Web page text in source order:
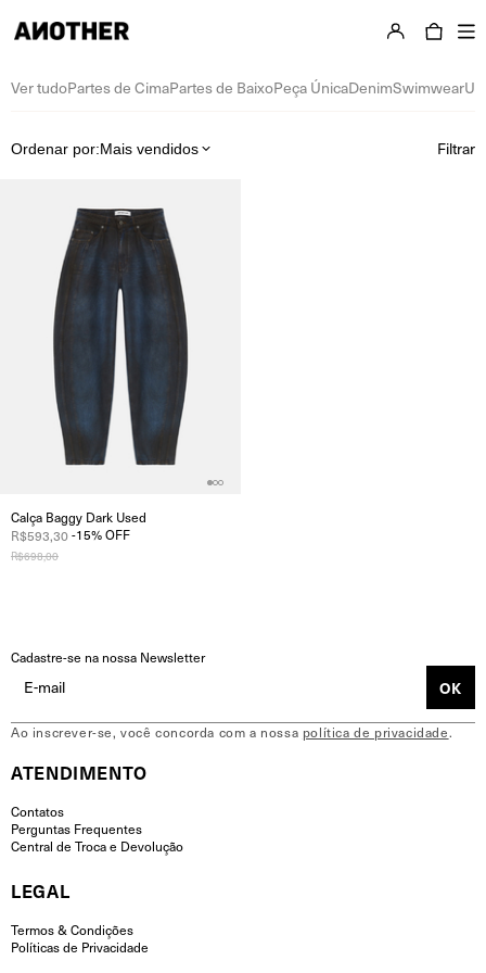
Todos os produtos
Ver tudoPartes de CimaPartes de BaixoPeça ÚnicaDenimSwimwear
Ordenar por:Mais vendidos Filtrar
Calça Baggy Dark Used
R$593,30-15%OFF
R$698,00
Cadastre-se na nossa Newsletter
Ao inscrever-se, você concorda com a nossa política de privacidade.
ATENDIMENTO
Contatos
Perguntas Frequentes
Central de Troca e Devolução
LEGAL
Termos & Condições
Políticas de Privacidade